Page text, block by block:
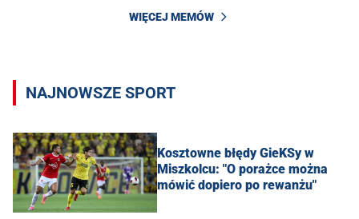
WIĘCEJ MEMÓW
NAJNOWSZE SPORT
Kosztowne błędy GieKSy w
Miszkolcu: "O porażce można
mówić dopiero po rewanżu"